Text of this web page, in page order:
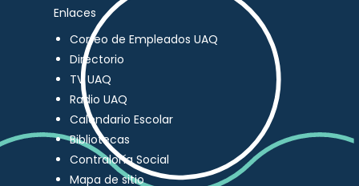
Enlaces
Correo de Empleados UAQ
Directorio
TV UAQ
Radio UAQ
Calendario Escolar
Bibliotecas
Contraloría Social
Mapa de sitio